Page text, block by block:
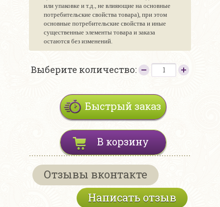
или упаковке и т.д., не влияющие на основные
потребительские свойства товара), при этом
основные потребительские свойства и иные
существенные элементы товара и заказа
остаются без изменений.
Выберите количество:
Быстрый заказ
В корзину
Отзывы вконтакте
Написать отзыв